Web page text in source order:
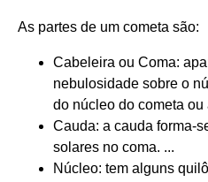
As partes de um cometa são:
Cabeleira ou Coma:
nebulosidade sobre o
do núcleo do cometa ou
Cauda: a cauda forma-
solares no coma. ...
Núcleo: tem alguns